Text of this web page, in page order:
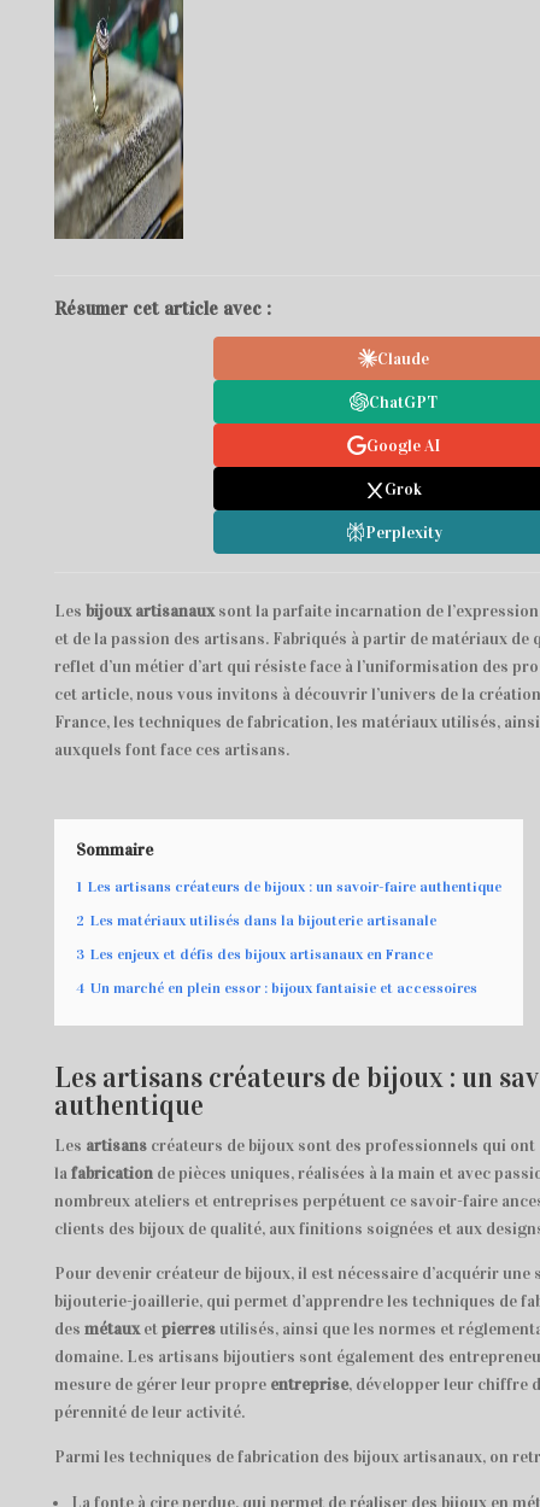
Résumer cet article avec :
Claude
ChatGPT
Google AI
Grok
Perplexity
Les bijoux artisanauxsont la parfaite incarnation de
et de la passion des artisans. Fabriqués à partir de matériaux de
reflet d’un métier d’art qui résiste face à l’uniformisation des
cet article, nous vous invitons à découvrir l’univers de la
France, les techniques de fabrication, les matériaux utilisés,
auxquels font face ces artisans.
Sommaire
1 Les artisans créateurs de bijoux : un savoir-faire authentique
2 Les matériaux utilisés dans la bijouterie artisanale
3 Les enjeux et défis des bijoux artisanaux en France
4 Un marché en plein essor : bijoux fantaisie et accessoires
Les artisans créateurs de bijoux : un
authentique
Les artisanscréateurs de bijoux sont des professionnels qui ont
lafabricationde pièces uniques, réalisées à la main et avec
nombreux ateliers et entreprises perpétuent ce savoir-faire
clients des bijoux de qualité, aux finitions soignées et aux
Pour devenir créateur de bijoux, il est nécessaire d’acquérir
bijouterie-joaillerie, qui permet d’apprendre les techniques de
des métauxetpierresutilisés, ainsi que les normes et
domaine. Les artisans bijoutiers sont également des
mesure de gérer leur propre entreprise, développer leur chiffre
pérennité de leur activité.
Parmi les techniques de fabrication des bijoux artisanaux, on
La fonte à cire perdue, qui permet de réaliser des bijoux en